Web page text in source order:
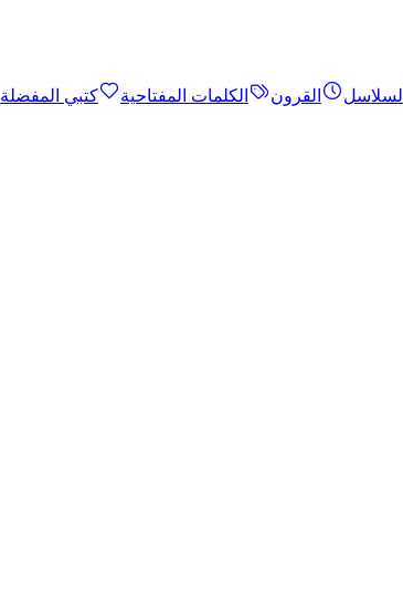
السلاسل القرون الكلمات المفتاحية
كتبي المفضلة